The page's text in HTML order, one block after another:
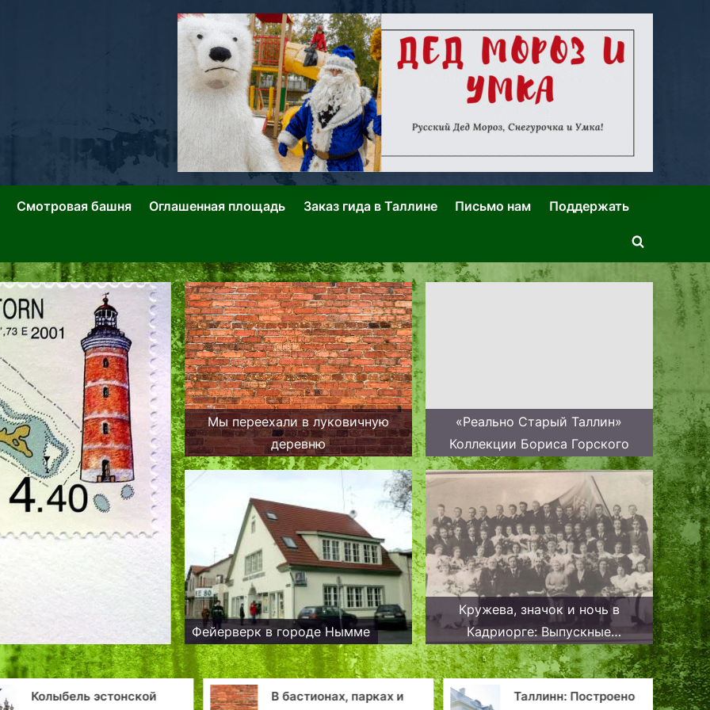
Переулки Городских Легенд
Смотровая башня Оглашенная площадь Заказ гида в Таллине Письмо нам Поддержать
Toggle
search
Мы переехали в луковичную
деревню
«Реально Старый Таллин»
Коллекции Бориса Горского
Фейерверк в городе Нымме
Кружева, значок и ночь в
Кадриорге: Выпускные
довоенного Таллинна
Колыбель эстонской
В бастионах, парках и
Таллинн: Построено